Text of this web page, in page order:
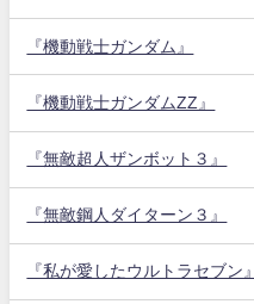
『機動戦士ガンダム』
『機動戦士ガンダムZZ』
『無敵超人ザンボット３』
『無敵鋼人ダイターン３』
『私が愛したウルトラセブン』